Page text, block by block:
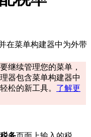
在菜单构建器中为外带
继续管理您的菜单，
器包含菜单构建器中
松的新工具。 了解更